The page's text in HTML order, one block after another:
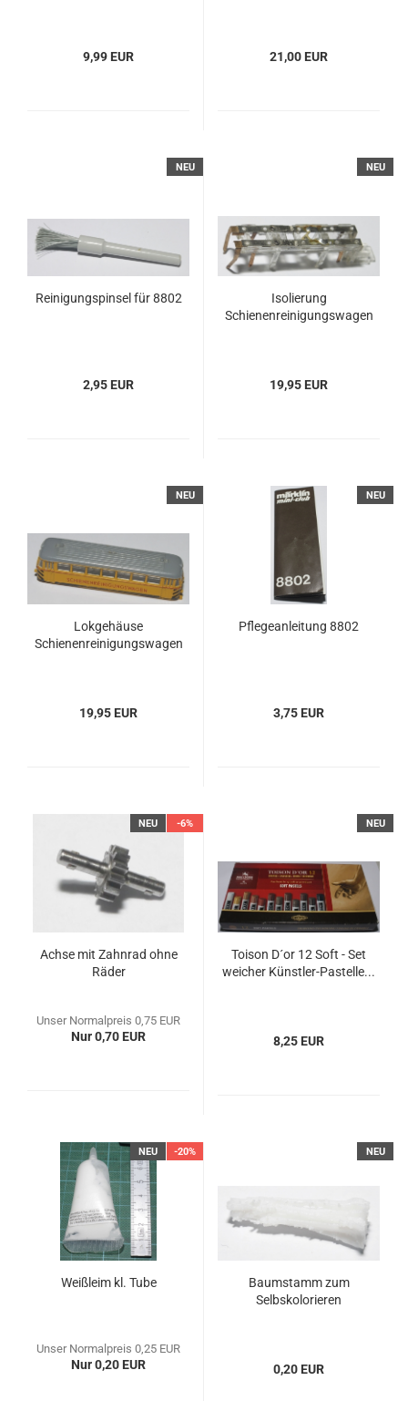
9,99 EUR 21,00 EUR
NEU
Reinigungspinsel für 8802
2,95 EUR
NEU
Isolierung
Schienenreinigungswagen
19,95 EUR
NEU
Lokgehäuse
Schienenreinigungswagen
19,95 EUR
NEU
Pflegeanleitung 8802
3,75 EUR
NEU -6%
Achse mit Zahnrad ohne
Räder
Unser Normalpreis 0,75 EUR
Nur 0,70 EUR
NEU
Toison D´or 12 Soft - Set
weicher Künstler-Pastelle...
8,25 EUR
NEU -20%
Weißleim kl. Tube
Unser Normalpreis 0,25 EUR
Nur 0,20 EUR
NEU
Baumstamm zum
Selbskolorieren
0,20 EUR